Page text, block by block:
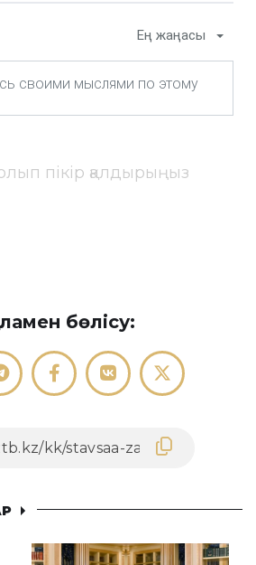
Ең жаңасы
пікір қалдырыңыз
бөлісу: